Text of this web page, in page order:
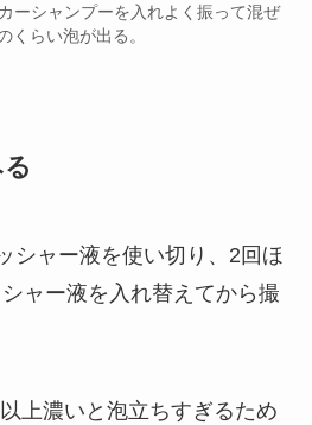
ーシャンプーを入れよく振って混ぜ
くらい泡が出る。
シャー液を使い切り、2回ほ
ャー液を入れ替えてから撮
上濃いと泡立ちすぎるため